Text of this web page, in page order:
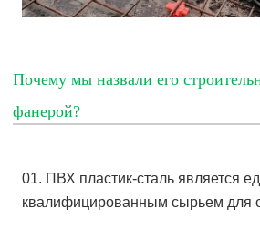
Почему мы назвали его
фанерой?
01. ПВХ пластик-сталь является
квалифицированным сырьем для